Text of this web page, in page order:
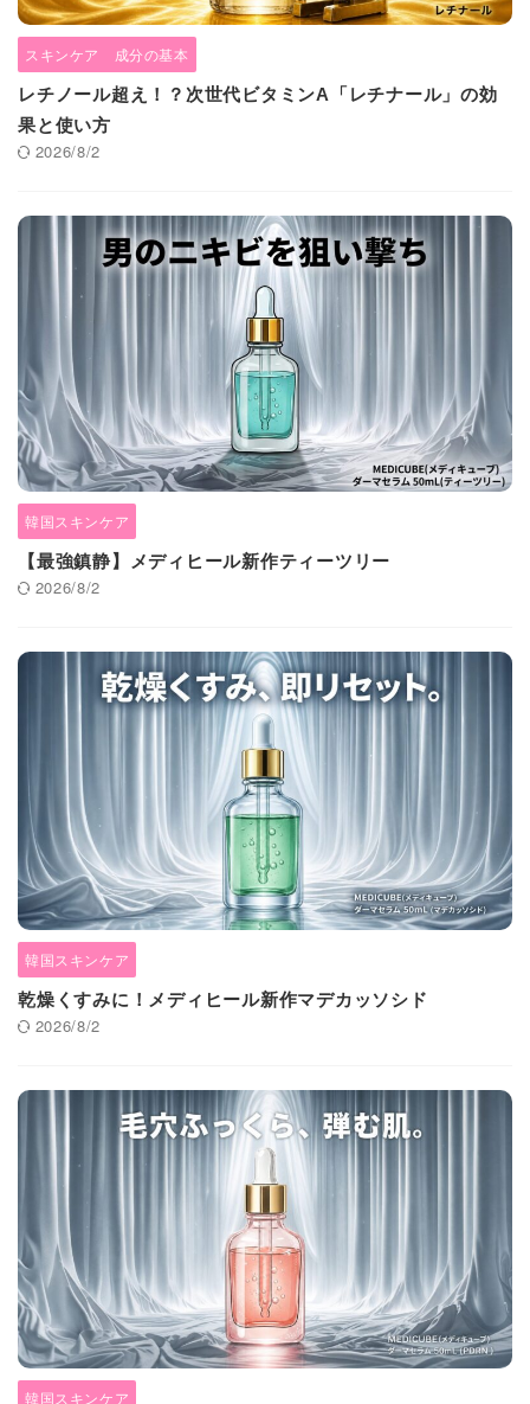
スキンケア 成分の基本
レチノール超え！？次世代ビタミンA「レチナール」の効
果と使い方
2026/8/2
韓国スキンケア
【最強鎮静】メディヒール新作ティーツリー
2026/8/2
韓国スキンケア
乾燥くすみに！メディヒール新作マデカッソシド
2026/8/2
韓国スキンケア